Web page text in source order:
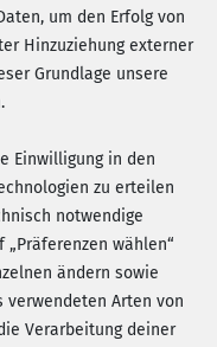
um den Erfolg von
Hinzuziehung externer
Grundlage unsere
Einwilligung in den
zu erteilen
notwendige
wählen“
ändern sowie
Arten von
Verarbeitung deiner